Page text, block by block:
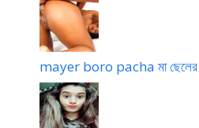
mayer boro pacha মা ছেলের